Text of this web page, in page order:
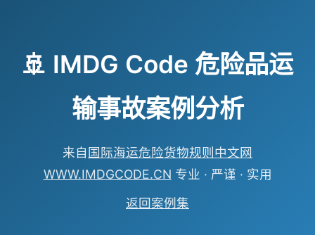
🚢 IMDG Code 危险品运
输事故案例分析
来自 国际海运危险货物规则中文网
WWW.IMDGCODE.CN 专业 · 严谨 · 实用
返回案例集